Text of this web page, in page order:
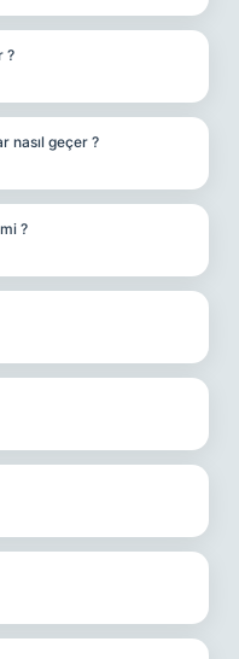
?
nasıl geçer ?
?